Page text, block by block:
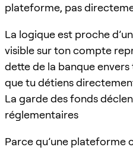
plateforme, pas
La logique est proche
visible sur ton compte
dette de la banque
que tu détiens
La garde des fonds
réglementaires
Parce qu’une plateforme